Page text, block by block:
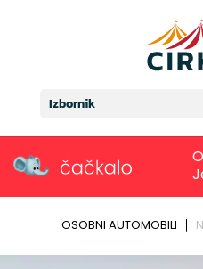
Izbornik